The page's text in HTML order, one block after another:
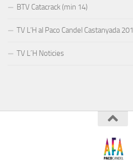
BTV Catacrack (min 14)
TV L’H al Paco Candel Castanyada
TV L´H Noticies